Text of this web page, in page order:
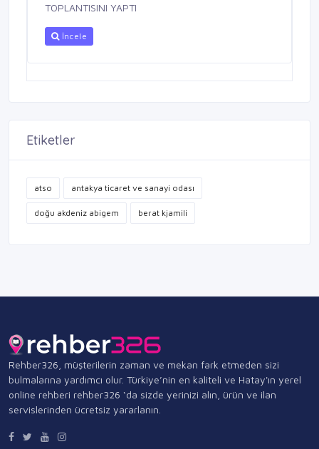
TOPLANTISINI YAPTI
İncele
Etiketler
atso antakya ticaret ve sanayi odası
doğu akdeniz abigem berat kjamili
Rehber326, müşterilerin zaman ve mekan fark etmeden sizi
bulmalarına yardımcı olur. Türkiye’nin en kaliteli ve Hatay'ın yerel
online rehberi rehber326 ‘da sizde yerinizi alın, ürün ve ilan
servislerinden ücretsiz yararlanın.